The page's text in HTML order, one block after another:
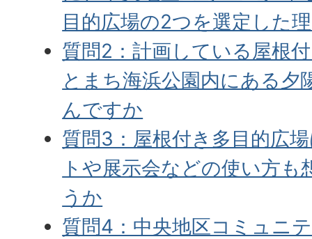
目的広場の2つを選定した
質問2：計画している屋根
とまち海浜公園内にある夕
んですか
質問3：屋根付き多目的広
トや展示会などの使い方
うか
質問4：中央地区コミュニ